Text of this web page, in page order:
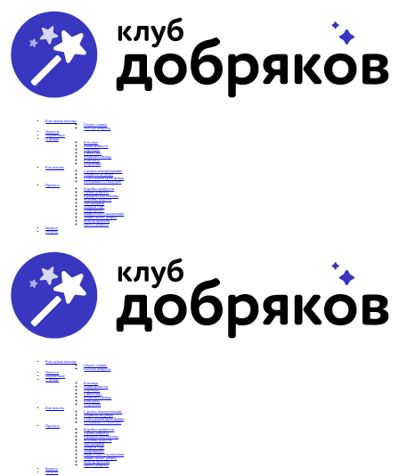
Вам нужна помощь
Подать заявку
Частые вопросы
Новости
Подопечные
О фонде
Команда
Наши ценности
Партнеры
СМИ о нас
Реквизиты фонда
Контакты
Отделения
Как помочь
Сделать пожертвование
Подписка на добро
Стать волонтером фонда
Вечеринки со смыслом
Проекты
Коробка храбрости
Уроки Доброты
Юридическая помощь
Мамины радости
Автодобряки
Добрый торт
Добропробег
Няни особого назначения
Акция «Букет добра»
Фактор времени
Цветы доброты
Бизнесу
Отчеты
Вам нужна помощь
Подать заявку
Частые вопросы
Новости
Подопечные
О фонде
Команда
Наши ценности
Партнеры
СМИ о нас
Реквизиты фонда
Контакты
Отделения
Как помочь
Сделать пожертвование
Подписка на добро
Стать волонтером фонда
Вечеринки со смыслом
Проекты
Коробка храбрости
Уроки Доброты
Юридическая помощь
Мамины радости
Автодобряки
Добрый торт
Добропробег
Няни особого назначения
Акция «Букет добра»
Фактор времени
Цветы доброты
Бизнесу
Отчеты